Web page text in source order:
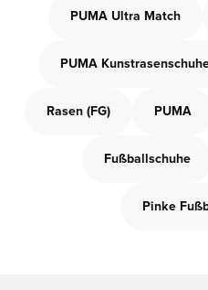
PUMA Ultra Match
PUMA
Rasen (FG) PUMA
Fußballschuhe
Pinke